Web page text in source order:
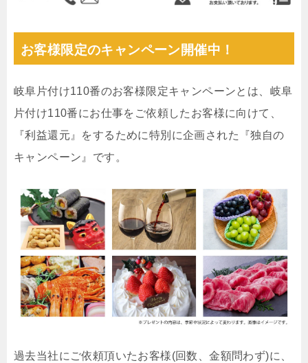
お客様限定のキャンペーン開催中！
岐阜片付け110番のお客様限定キャンペーンとは、岐阜
片付け110番にお仕事をご依頼したお客様に向けて、
『利益還元』をするために特別に企画された『独自の
キャンペーン』です。
過去当社にご依頼頂いたお客様(回数、金額問わず)に、